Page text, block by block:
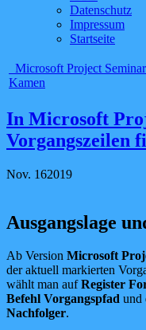
Datenschutz
Impressum
Startseite
Microsoft Project
Kamen
In Microsoft
Vorgangszeilen
Nov. 162019
Ausgangslage
Ab Version Microsoft
der aktuell markierten
wählt man aufRegister
Befehl Vorgangspfad und
Nachfolger.